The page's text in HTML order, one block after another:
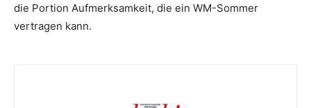
die Portion Aufmerksamkeit, die ein WM-Sommer
vertragen kann.